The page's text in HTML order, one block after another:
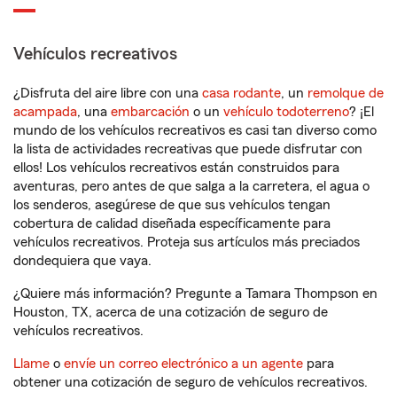
Vehículos recreativos
¿Disfruta del aire libre con una casa rodante, un remolque de
acampada, una embarcación o un vehículo todoterreno? ¡El
mundo de los vehículos recreativos es casi tan diverso como
la lista de actividades recreativas que puede disfrutar con
ellos! Los vehículos recreativos están construidos para
aventuras, pero antes de que salga a la carretera, el agua o
los senderos, asegúrese de que sus vehículos tengan
cobertura de calidad diseñada específicamente para
vehículos recreativos. Proteja sus artículos más preciados
dondequiera que vaya.
¿Quiere más información? Pregunte a Tamara Thompson en
Houston, TX, acerca de una cotización de seguro de
vehículos recreativos.
Llame o envíe un correo electrónico a un agente para
obtener una cotización de seguro de vehículos recreativos.